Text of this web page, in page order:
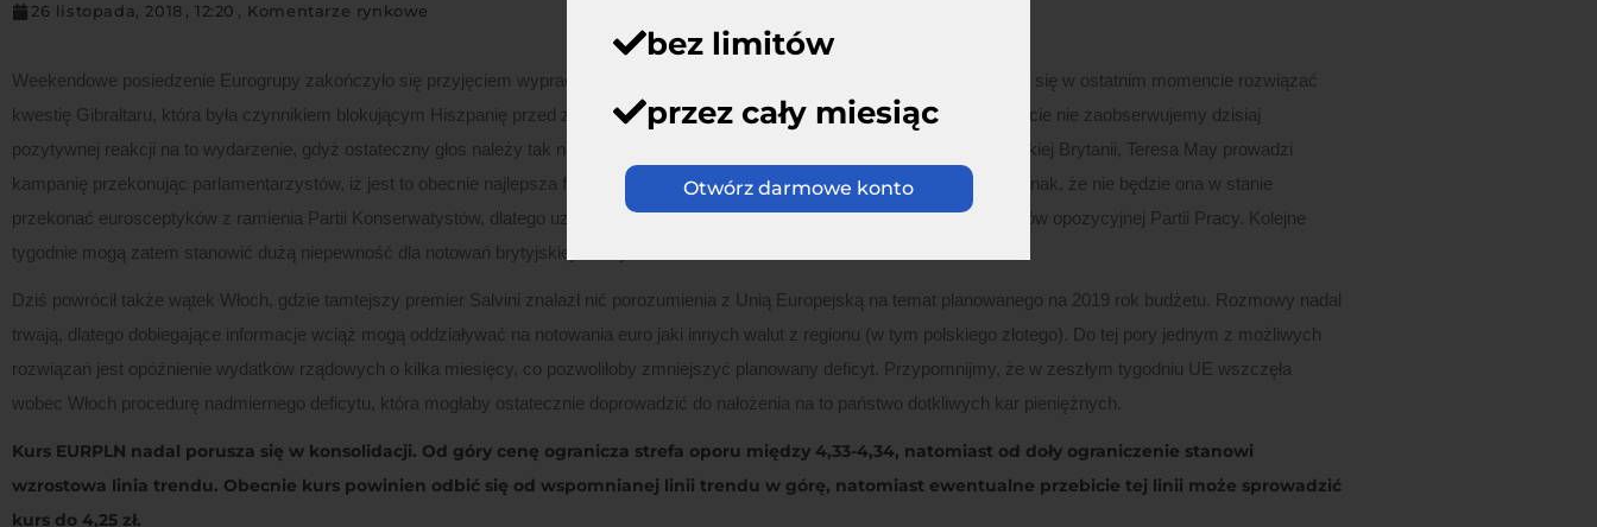
26 listopada, 2018 , 12:20 , Komentarze rynkowe
Weekendowe posiedzenie Eurogrupy zakończyło się przyjęciem wypracowanego wcześniej porozumienia z Wielką Brytanią. Udało się w ostatnim momencie rozwiązać
kwestię Gibraltaru, która była czynnikiem blokującym Hiszpanię przed zaakceptowaniem ugody. Warto jednak zauważyć, że na funcie nie zaobserwujemy dzisiaj
pozytywnej reakcji na to wydarzenie, gdyż ostateczny głos należy tak na prawdę do brytyjskiego parlamentu. Obecnie premier Wielkiej Brytanii, Teresa May prowadzi
kampanię przekonując parlamentarzystów, iż jest to obecnie najlepsza forma porozumienia jaką da się wypracować. Wydaję się jednak, że nie będzie ona w stanie
przekonać eurosceptyków z ramienia Partii Konserwatystów, dlatego uzupełniających głosów będzie musiała szukać wśród członków opozycyjnej Partii Pracy. Kolejne
tygodnie mogą zatem stanowić dużą niepewność dla notowań brytyjskiej waluty.
Dziś powrócił także wątek Włoch, gdzie tamtejszy premier Salvini znalazł nić porozumienia z Unią Europejską na temat planowanego na 2019 rok budżetu. Rozmowy nadal
trwają, dlatego dobiegające informacje wciąż mogą oddziaływać na notowania euro jaki innych walut z regionu (w tym polskiego złotego). Do tej pory jednym z możliwych
rozwiązań jest opóźnienie wydatków rządowych o kilka miesięcy, co pozwoliłoby zmniejszyć planowany deficyt. Przypomnijmy, że w zeszłym tygodniu UE wszczęła
wobec Włoch procedurę nadmiernego deficytu, która mogłaby ostatecznie doprowadzić do nałożenia na to państwo dotkliwych kar pieniężnych.
Kurs EURPLN nadal porusza się w konsolidacji. Od góry cenę ogranicza strefa oporu między 4,33-4,34, natomiast od doły ograniczenie stanowi
wzrostowa linia trendu. Obecnie kurs powinien odbić się od wspomnianej linii trendu w górę, natomiast ewentualne przebicie tej linii może sprowadzić
kurs do 4,25 zł.
bez limitów
przez cały miesiąc
Otwórz darmowe konto